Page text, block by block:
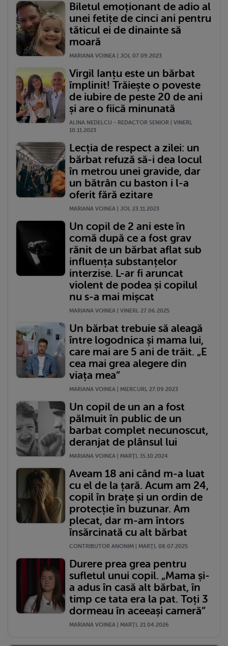
Biletul emoționant de adio al
unei fetițe de cinci ani pentru
tăticul ei de dinainte să
moară
MARIANA VOINEA | JOI, 07.09.2023
Virgil Ianțu este un bărbat
împlinit! Trăiește o poveste
de iubire de peste 20 de ani
și are o fiică minunată
ALINA NEDELCU - REDACTOR SENIOR | VINERI,
10.11.2023
Lecția de respect a zilei: un
bărbat refuză să-i dea locul
în metrou unei gravide, dar
un bătrân cu baston i l-a
oferit fără ezitare
MARIANA VOINEA | JOI, 23.11.2023
Un copil de 2 ani este în
comă după ce a fost grav
rănit de un bărbat aflat sub
influența substanțelor
interzise. L-ar fi aruncat
violent de podea și copilul
nu s-a mai mișcat
MARIANA VOINEA | VINERI, 27.06.2025
Un bărbat trebuie să aleagă
între logodnica și mama lui,
care mai are 5 ani de trăit. „E
cea mai grea alegere din
viața mea”
MARIANA VOINEA | MIERCURI, 27.09.2023
Un copil de un an a fost
pălmuit în public de un
barbat complet necunoscut,
deranjat de plânsul lui
MARIANA VOINEA | MARŢI, 15.10.2024
Aveam 18 ani când m-a luat
cu el de la țară. Acum am 24,
copil în brațe și un ordin de
protecție în buzunar. Am
plecat, dar m-am întors
însărcinată cu alt bărbat
CONTRIBUTOR ANONIM | MARŢI, 08.07.2025
Durere prea grea pentru
sufletul unui copil. „Mama și-
a adus în casă alt bărbat, în
timp ce tata era la pat. Toți 3
dormeau în aceeași cameră”
MARIANA VOINEA | MARŢI, 21.04.2026